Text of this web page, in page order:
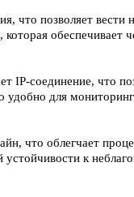
что позволяет вести
обеспечивает
IP-соединение, что
для
что облегчает
к